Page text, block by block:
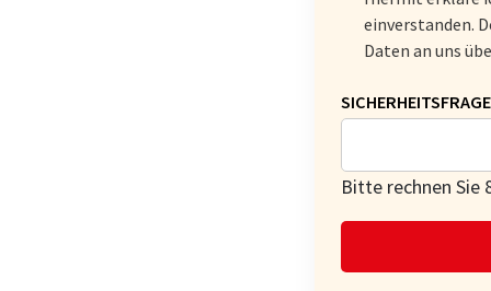
einverstanden.
Daten an uns
PFLICHTFELD
SICHERHEITSFRAGE
Bitte rechnen Sie